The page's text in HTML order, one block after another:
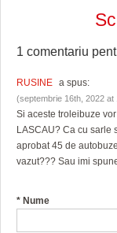
1 comentariu
RUSINE a spus:
(septembrie 16th, 2022 at
Si aceste troleibuze
LASCAU? Ca cu sarle
aprobat 45 de
vazut??? Sau imi
* Nume